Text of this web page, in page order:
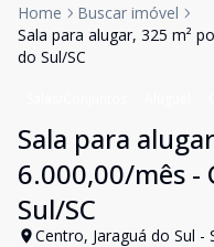
Home
Buscar imóvel
Sala para alugar, 325 m²
do Sul/SC
Sala para
6.000,00/mês -
Sul/SC
Centro, Jaraguá do Sul -